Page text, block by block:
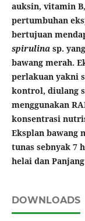
auksin, vitamin
pertumbuhan
bertujuan
spirulina sp.
bawang merah.
perlakuan yakni
kontrol, diulang
menggunakan
konsentrasi
Eksplan bawang
tunas sebnyak 7
helai dan
DOWNLOADS